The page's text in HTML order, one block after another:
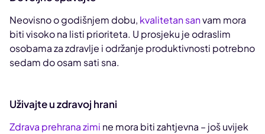
Neovisno o godišnjem dobu, kvalitetan sanvam mora
biti visoko na listi prioriteta. U prosjeku je odraslim
osobama za zdravlje i održanje produktivnosti potrebno
sedam do osam sati sna.
Uživajte u zdravoj hrani
Zdrava prehrana zimi ne mora biti zahtjevna – još uvijek